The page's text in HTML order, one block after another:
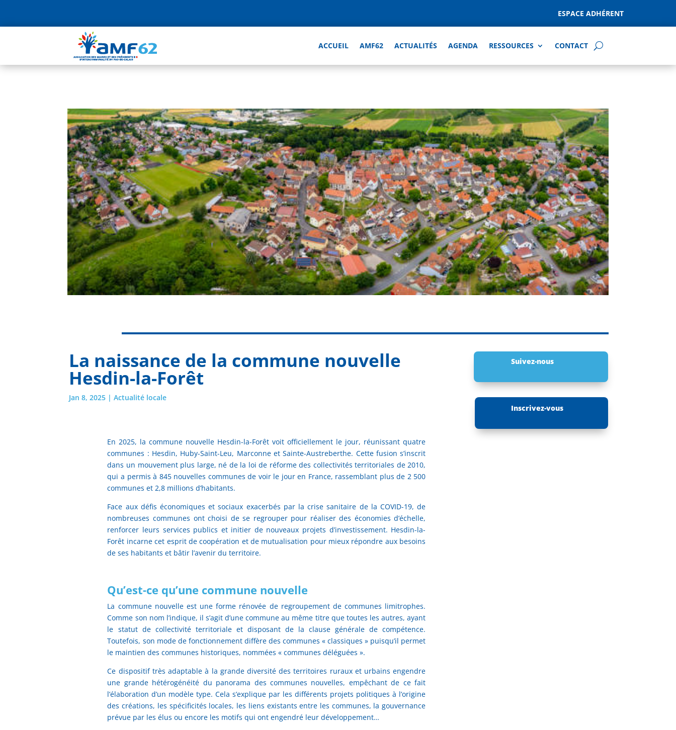
ESPACE ADHÉRENT
ACCUEIL AMF62 ACTUALITÉS AGENDA RESSOURCES CONTACT
La naissance de la commune nouvelle
Hesdin-la-Forêt
Jan 8, 2025 |Actualité locale
En 2025, la commune nouvelle Hesdin-la-Forêt voit officiellement le jour, réunissant quatre
communes : Hesdin, Huby-Saint-Leu, Marconne et Sainte-Austreberthe. Cette fusion s’inscrit
dans un mouvement plus large, né de la loi de réforme des collectivités territoriales de 2010,
qui a permis à 845 nouvelles communes de voir le jour en France, rassemblant plus de 2 500
communes et 2,8 millions d’habitants.
Face aux défis économiques et sociaux exacerbés par la crise sanitaire de la COVID-19, de
nombreuses communes ont choisi de se regrouper pour réaliser des économies d’échelle,
renforcer leurs services publics et initier de nouveaux projets d’investissement. Hesdin-la-
Forêt incarne cet esprit de coopération et de mutualisation pour mieux répondre aux besoins
de ses habitants et bâtir l’avenir du territoire.
Qu’est-ce qu’une commune nouvelle
La commune nouvelle est une forme rénovée de regroupement de communes limitrophes.
Comme son nom l’indique, il s’agit d’une commune au même titre que toutes les autres, ayant
le statut de collectivité territoriale et disposant de la clause générale de compétence.
Toutefois, son mode de fonctionnement diffère des communes « classiques » puisqu’il permet
le maintien des communes historiques, nommées « communes déléguées ».
Ce dispositif très adaptable à la grande diversité des territoires ruraux et urbains engendre
une grande hétérogénéité du panorama des communes nouvelles, empêchant de ce fait
l’élaboration d’un modèle type. Cela s’explique par les différents projets politiques à l’origine
des créations, les spécificités locales, les liens existants entre les communes, la gouvernance
prévue par les élus ou encore les motifs qui ont engendré leur développement…
Suivez-nous
Inscrivez-vous